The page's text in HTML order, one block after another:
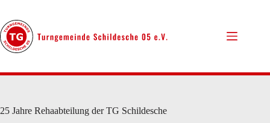
springen
25 Jahre Rehaabteilung der TG Schildesche